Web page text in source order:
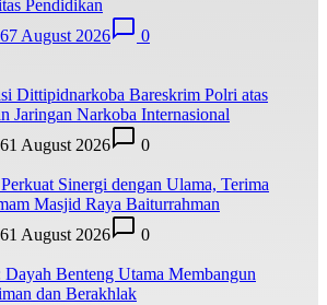
Pendidikan
7 August 2026 0
Dittipidnarkoba Bareskrim Polri atas
Jaringan Narkoba Internasional
1 August 2026
0
Sinergi dengan Ulama, Terima
Masjid Raya Baiturrahman
1 August 2026
0
Dayah Benteng Utama Membangun
dan Berakhlak